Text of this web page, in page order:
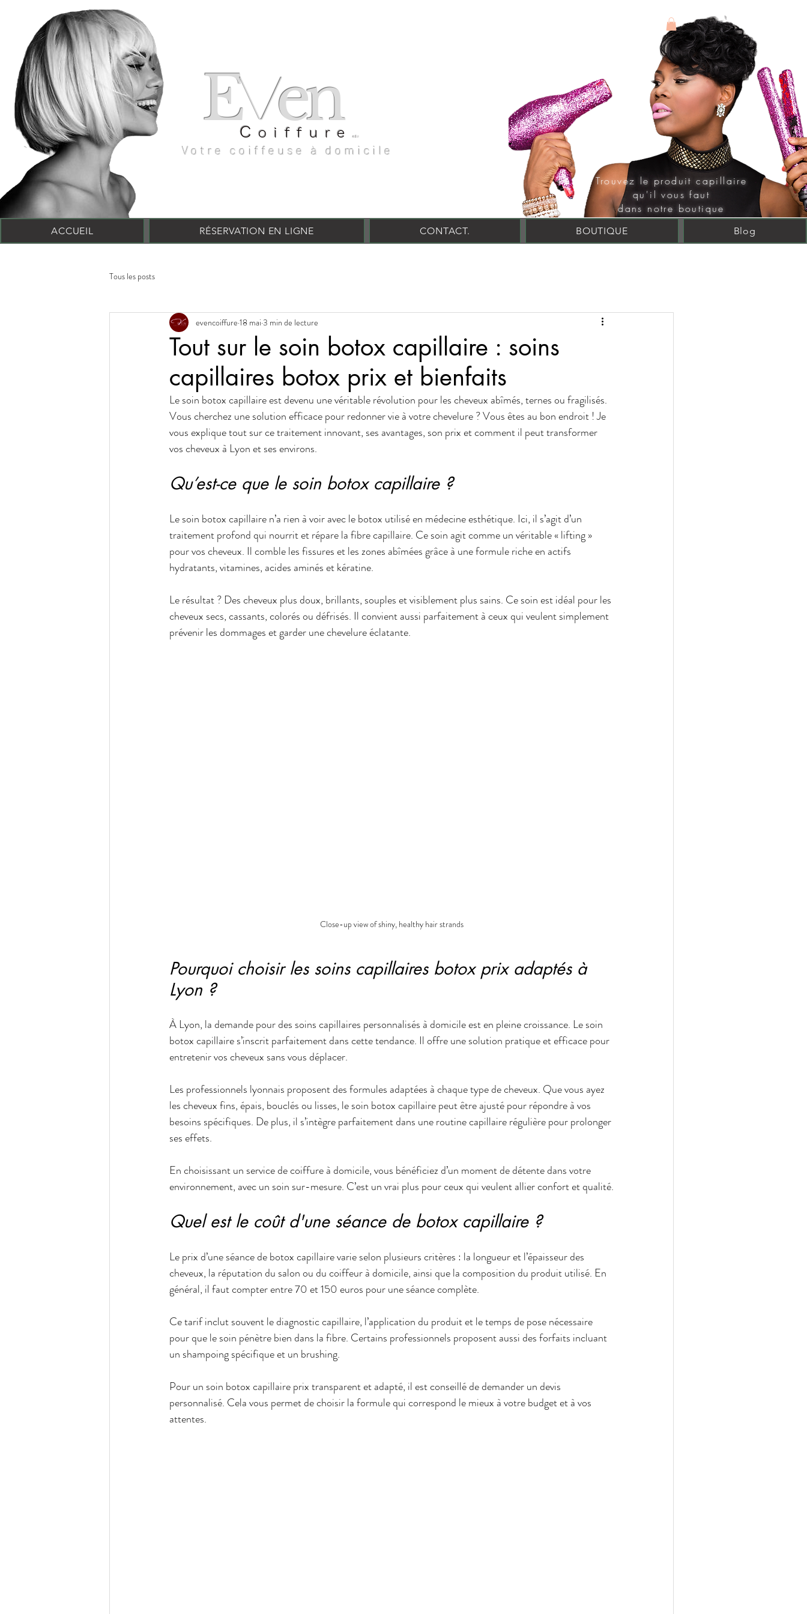
Even
C oiffure evencoiffure
Votre coiffeuse à domicile
Trouvez le produitcapillaire
qu'il vous faut
dans notre boutique
ACCUEIL RÉSERVATION EN LIGNE CONTACT. BOUTIQUE Blog
Tous les posts
Tout sur le soin botox capillaire : soins
capillaires botox prix et bienfaits
evencoiffure 18 mai 3 min de lecture
Le soin botox capillaire est devenu une véritable révolution pour les cheveux abîmés, ternes ou fragilisés.
Vous cherchez une solution efficace pour redonner vie à votre chevelure ? Vous êtes au bon endroit ! Je
vous explique tout sur ce traitement innovant, ses avantages, son prix et comment il peut transformer
vos cheveux à Lyon et ses environs.
Qu’est-ce que le soin botox capillaire ?
Le soin botox capillaire n’a rien à voir avec le botox utilisé en médecine esthétique. Ici, il s’agit d’un
traitement profond qui nourrit et répare la fibre capillaire. Ce soin agit comme un véritable « lifting »
pour vos cheveux. Il comble les fissures et les zones abîmées grâce à une formule riche en actifs
hydratants, vitamines, acides aminés et kératine.
Le résultat ? Des cheveux plus doux, brillants, souples et visiblement plus sains. Ce soin est idéal pour les
cheveux secs, cassants, colorés ou défrisés. Il convient aussi parfaitement à ceux qui veulent simplement
prévenir les dommages et garder une chevelure éclatante.
Close-up view of shiny, healthy hair strands
Pourquoi choisir les soins capillaires botox prix adaptés à
Lyon ?
À Lyon, la demande pour des soins capillaires personnalisés à domicile est en pleine croissance. Le soin
botox capillaire s’inscrit parfaitement dans cette tendance. Il offre une solution pratique et efficace pour
entretenir vos cheveux sans vous déplacer.
Les professionnels lyonnais proposent des formules adaptées à chaque type de cheveux. Que vous ayez
les cheveux fins, épais, bouclés ou lisses, le soin botox capillaire peut être ajusté pour répondre à vos
besoins spécifiques. De plus, il s’intègre parfaitement dans une routine capillaire régulière pour prolonger
ses effets.
En choisissant un service de coiffure à domicile, vous bénéficiez d’un moment de détente dans votre
environnement, avec un soin sur-mesure. C’est un vrai plus pour ceux qui veulent allier confort et qualité.
Quel est le coût d'une séance de botox capillaire ?
Le prix d’une séance de botox capillaire varie selon plusieurs critères : la longueur et l’épaisseur des
cheveux, la réputation du salon ou du coiffeur à domicile, ainsi que la composition du produit utilisé. En
général, il faut compter entre 70 et 150 euros pour une séance complète.
Ce tarif inclut souvent le diagnostic capillaire, l’application du produit et le temps de pose nécessaire
pour que le soin pénètre bien dans la fibre. Certains professionnels proposent aussi des forfaits incluant
un shampoing spécifique et un brushing.
Pour un soin botox capillaire prix transparent et adapté, il est conseillé de demander un devis
personnalisé. Cela vous permet de choisir la formule qui correspond le mieux à votre budget et à vos
attentes.